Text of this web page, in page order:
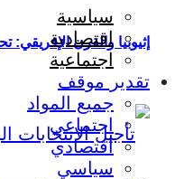
إثيوبيا والقرن
سياسية
اقتصادية
اجتماعية
تقدير موقف
جميع المواد
اجتماعي
اقتصادي
سياسي